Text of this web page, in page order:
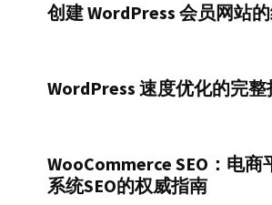
创建 WordPress 会员网站
WordPress 速度优化的完整
WooCommerce SEO：电商
系统SEO的权威指南